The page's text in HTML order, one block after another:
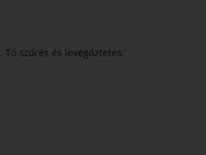
,Tó szűrés és levegőztetés,